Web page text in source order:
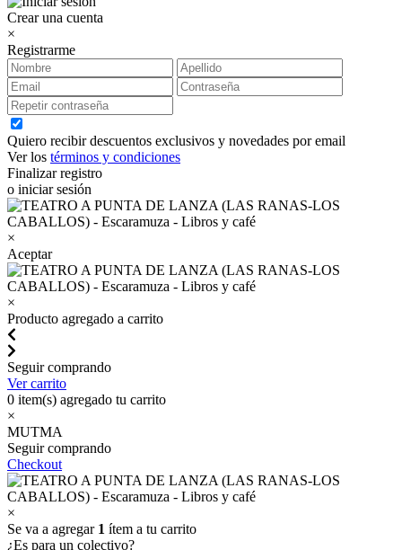
Crear una cuenta
×
Registrarme
Quiero recibir descuentos exclusivos y novedades por email
Ver los términos y condiciones
Finalizar registro
o iniciar sesión
×
Aceptar
×
Producto agregado a carrito
Seguir comprando
Ver carrito
0 item(s) agregado tu carrito
×
MUTMA
Seguir comprando
Checkout
×
Se va a agregar 1 ítem a tu carrito
¿Es para un colectivo?